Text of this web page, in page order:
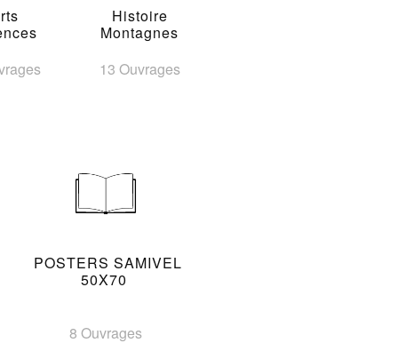
Histoire
Montagnes
13 Ouvrages
POSTERS SAMIVEL
50X70
8 Ouvrages